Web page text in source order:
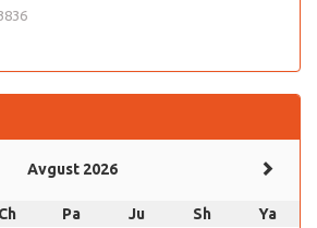
Avgust 2026
Ch Pa Ju Sh
Ya